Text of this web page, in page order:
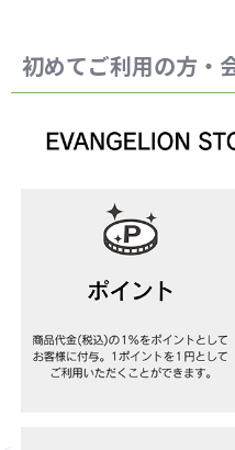
初めてご利用の方・